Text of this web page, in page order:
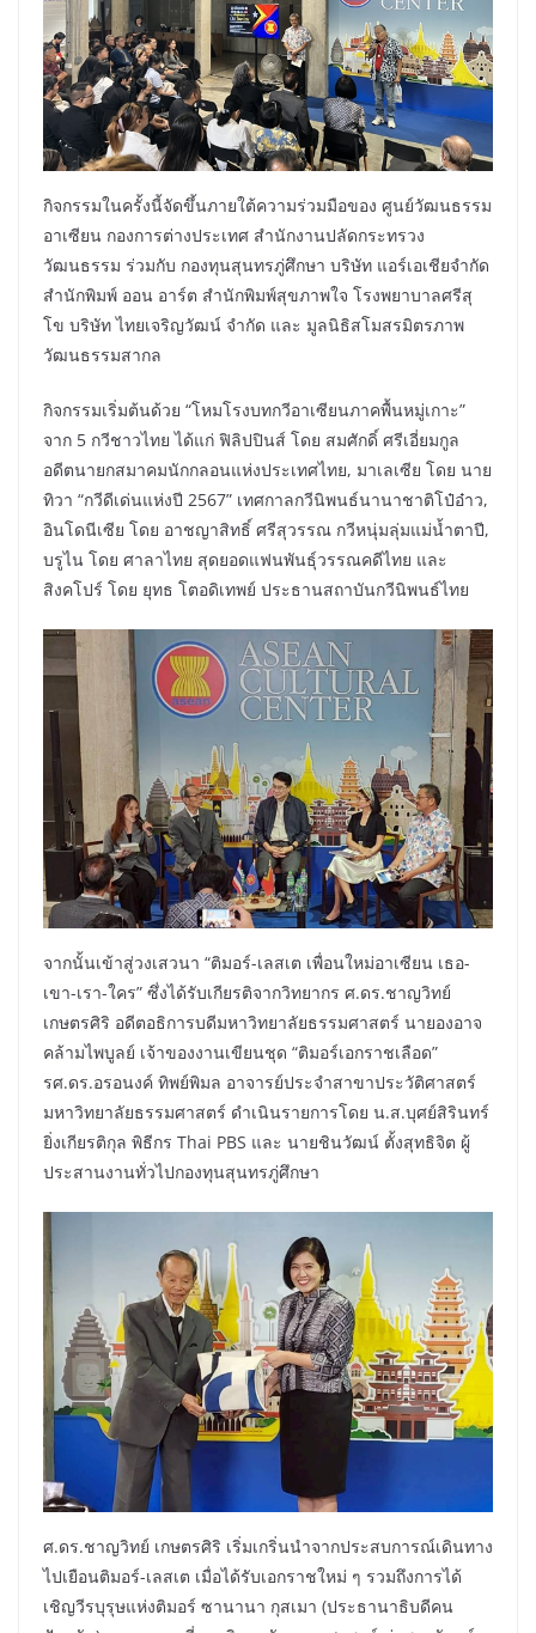
กิจกรรมในครั้งนี้จัดขึ้นภายใต้ความร่วมมือของ ศูนย์วัฒนธรรม
อาเซียน กองการต่างประเทศ สำนักงานปลัดกระทรวง
วัฒนธรรม ร่วมกับ กองทุนสุนทรภู่ศึกษา บริษัท แอร์เอเชียจำกัด
สำนักพิมพ์ ออน อาร์ต สำนักพิมพ์สุขภาพใจ โรงพยาบาลศรีสุ
โข บริษัท ไทยเจริญวัฒน์ จำกัด และ มูลนิธิสโมสรมิตรภาพ
วัฒนธรรมสากล
กิจกรรมเริ่มต้นด้วย “โหมโรงบทกวีอาเซียนภาคพื้นหมู่เกาะ”
จาก 5 กวีชาวไทย ได้แก่ ฟิลิปปินส์ โดย สมศักดิ์ ศรีเอี่ยมกูล
อดีตนายกสมาคมนักกลอนแห่งประเทศไทย, มาเลเซีย โดย นาย
ทิวา “กวีดีเด่นแห่งปี 2567” เทศกาลกวีนิพนธ์นานาชาติโป๋อ๋าว,
อินโดนีเซีย โดย อาชญาสิทธิ์ ศรีสุวรรณ กวีหนุ่มลุ่มแม่น้ำตาปี,
บรูไน โดย ศาลาไทย สุดยอดแฟนพันธุ์วรรณคดีไทย และ
สิงคโปร์ โดย ยุทธ โตอดิเทพย์ ประธานสถาบันกวีนิพนธ์ไทย
จากนั้นเข้าสู่วงเสวนา “ติมอร์-เลสเต เพื่อนใหม่อาเซียน เธอ-
เขา-เรา-ใคร” ซึ่งได้รับเกียรติจากวิทยากร ศ.ดร.ชาญวิทย์
เกษตรศิริ อดีตอธิการบดีมหาวิทยาลัยธรรมศาสตร์ นายองอาจ
คล้ามไพบูลย์ เจ้าของงานเขียนชุด “ติมอร์เอกราชเลือด”
รศ.ดร.อรอนงค์ ทิพย์พิมล อาจารย์ประจำสาขาประวัติศาสตร์
มหาวิทยาลัยธรรมศาสตร์ ดำเนินรายการโดย น.ส.บุศย์สิรินทร์
ยิ่งเกียรติกุล พิธีกร Thai PBS และ นายชินวัฒน์ ตั้งสุทธิจิต ผู้
ประสานงานทั่วไปกองทุนสุนทรภู่ศึกษา
ศ.ดร.ชาญวิทย์ เกษตรศิริ เริ่มเกริ่นนำจากประสบการณ์เดินทาง
ไปเยือนติมอร์-เลสเต เมื่อได้รับเอกราชใหม่ ๆ รวมถึงการได้
เชิญวีรบุรุษแห่งติมอร์ ซานานา กุสเมา (ประธานาธิบดีคน